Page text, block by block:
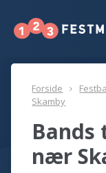
Forside
Skamby
nær